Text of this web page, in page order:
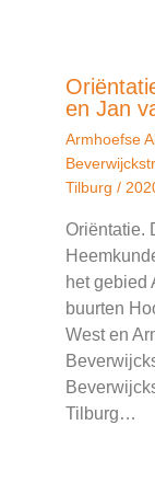
en Jan
Armhoefse
Tilburg /
Oriëntatie.
het gebied
buurten
West en
Tilburg…